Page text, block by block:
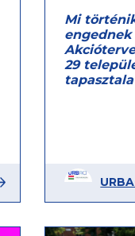
Mi
engednek
29